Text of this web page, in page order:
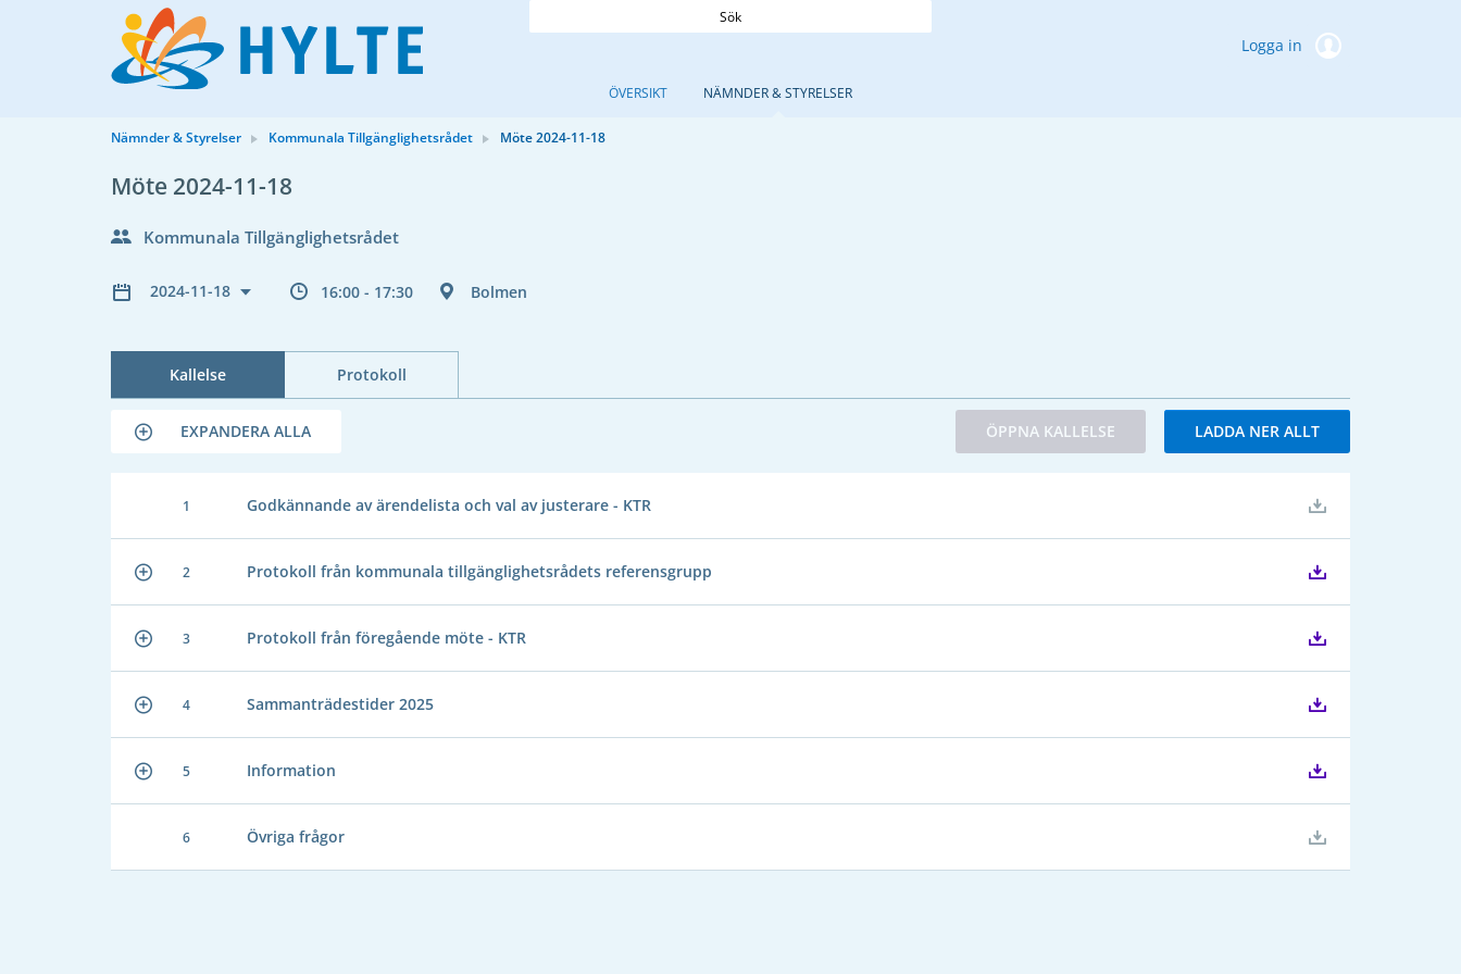
Sök
Logga in
ÖVERSIKT NÄMNDER & STYRELSER
Nämnder & Styrelser Kommunala Tillgänglighetsrådet Möte 2024-11-18
Möte 2024-11-18
Kommunala Tillgänglighetsrådet
2024-11-18 16:00 - 17:30 Bolmen
Kallelse Protokoll
EXPANDERA ALLA ÖPPNA KALLELSE LADDA NER ALLT
1 Godkännande av ärendelista och val av justerare - KTR
2 Protokoll från kommunala tillgänglighetsrådets referensgrupp
3 Protokoll från föregående möte - KTR
4 Sammanträdestider 2025
5 Information
6 Övriga frågor